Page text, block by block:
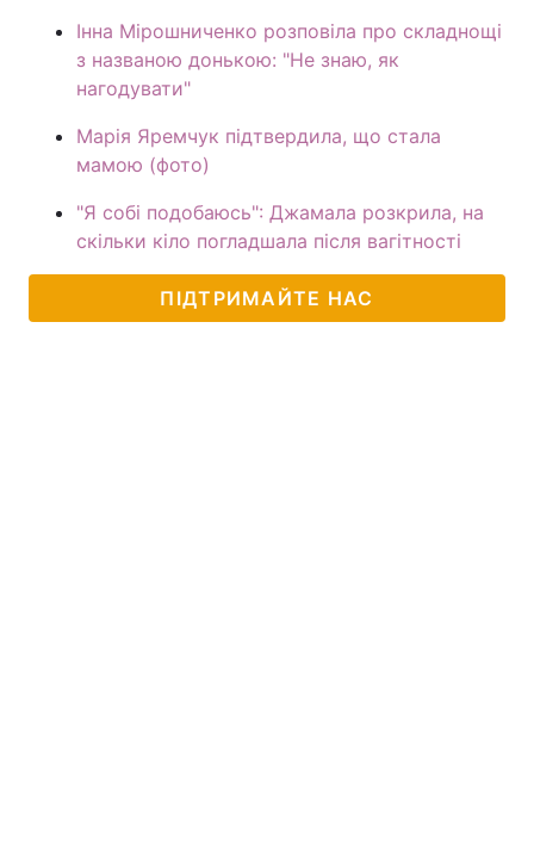
Інна Мірошниченко розповіла про складнощі
з названою донькою: "Не знаю, як
нагодувати"
Марія Яремчук підтвердила, що стала
мамою (фото)
"Я собі подобаюсь": Джамала розкрила, на
скільки кіло погладшала після вагітності
ПІДТРИМАЙТЕ НАС